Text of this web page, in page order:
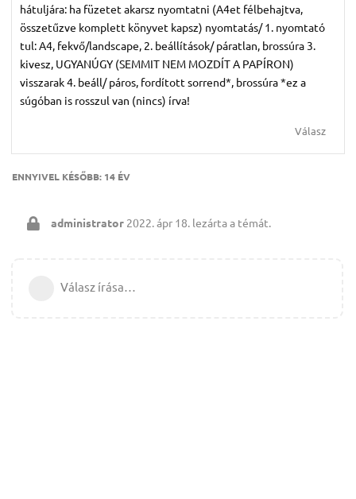
hátuljára: ha füzetet akarsz nyomtatni (A4et félbehajtva,
összetűzve komplett könyvet kapsz) nyomtatás/ 1. nyomtató
tul: A4, fekvő/landscape, 2. beállítások/ páratlan, brossúra 3.
kivesz, UGYANÚGY (SEMMIT NEM MOZDÍT A PAPÍRON)
visszarak 4. beáll/ páros, fordított sorrend*, brossúra *ez a
súgóban is rosszul van (nincs) írva!
Válasz
ENNYIVEL KÉSŐBB: 14 ÉV
administrator 2022. ápr 18. lezárta a témát.
Válasz írása…